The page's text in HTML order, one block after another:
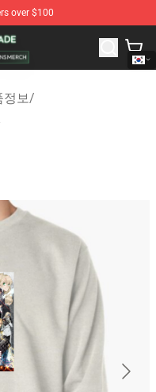
over $100
- Official Blood
정보/